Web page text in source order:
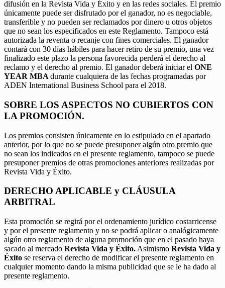
difusión en la Revista Vida y Éxito y en las redes sociales. El premio
únicamente puede ser disfrutado por el ganador, no es negociable,
transferible y no pueden ser reclamados por dinero u otros objetos
que no sean los especificados en este Reglamento. Tampoco está
autorizada la reventa o recanje con fines comerciales. El ganador
contará con 30 días hábiles para hacer retiro de su premio, una vez
finalizado este plazo la persona favorecida perderá el derecho al
reclamo y el derecho al premio. El ganador deberá iniciar el ONE
YEAR MBA durante cualquiera de las fechas programadas por
ADEN International Business School para el 2018.
SOBRE LOS ASPECTOS NO CUBIERTOS CON
LA PROMOCIÓN.
Los premios consisten únicamente en lo estipulado en el apartado
anterior, por lo que no se puede presuponer algún otro premio que
no sean los indicados en el presente reglamento, tampoco se puede
presuponer premios de otras promociones anteriores realizadas por
Revista Vida y Éxito.
DERECHO APLICABLE y CLÁUSULA
ARBITRAL
Esta promoción se regirá por el ordenamiento jurídico costarricense
y por el presente reglamento y no se podrá aplicar o analógicamente
algún otro reglamento de alguna promoción que en el pasado haya
sacado al mercado Revista Vida y Éxito. Asimismo Revista Vida y
Éxito se reserva el derecho de modificar el presente reglamento en
cualquier momento dando la misma publicidad que se le ha dado al
presente reglamento.